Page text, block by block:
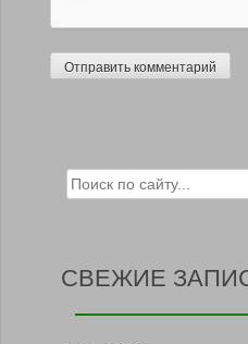
Search for:
СВЕЖИЕ